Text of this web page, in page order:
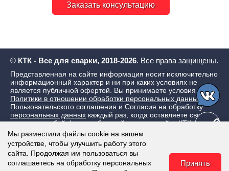
Заказать консультацию
Мы разместили файлы cookie на вашем
устройстве, чтобы улучшить работу этого
сайта. Продолжая им пользоваться вы
соглашаетесь на обработку персональных
Принять
© КТК - Все для сварки, 2018-2026. Все права защищены.
Представленная на сайте информация носит исключительно
информационный характер и ни при каких условиях не
является публичной офертой. Вы принимаете условия
Политики в отношении обработки персональных данных ,
Пользовательского соглашения и Согласия на обработку
персональных данных каждый раз, когда оставляете свои
данные в любой форме обратной связи на сайте КТК - Все
для сварки